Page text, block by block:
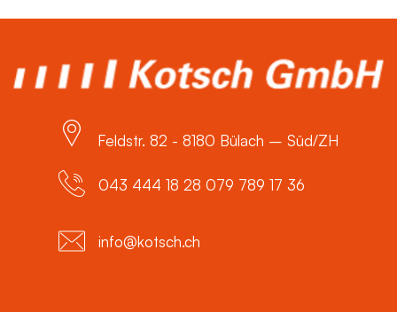
Feldstr. 82 - 8180 Bülach – Süd/ZH
043 444 18 28 079 789 17 36
info@kotsch.ch